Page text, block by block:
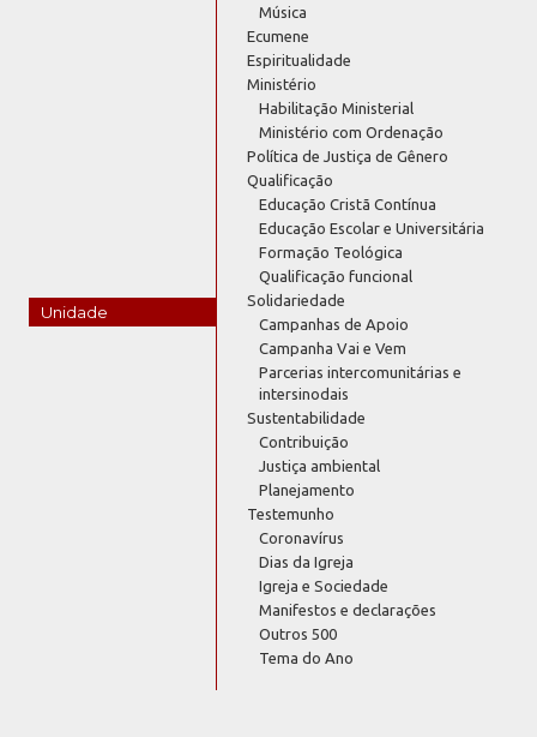
Unidade
Música
Ecumene
Espiritualidade
Ministério
Habilitação Ministerial
Ministério com Ordenação
Política de Justiça de Gênero
Qualificação
Educação Cristã Contínua
Educação Escolar e Universitária
Formação Teológica
Qualificação funcional
Solidariedade
Campanhas de Apoio
Campanha Vai e Vem
Parcerias intercomunitárias e
intersinodais
Sustentabilidade
Contribuição
Justiça ambiental
Planejamento
Testemunho
Coronavírus
Dias da Igreja
Igreja e Sociedade
Manifestos e declarações
Outros 500
Tema do Ano